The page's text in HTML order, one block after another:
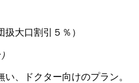
扱大口割引５％）
、ドクター向けのプラン。